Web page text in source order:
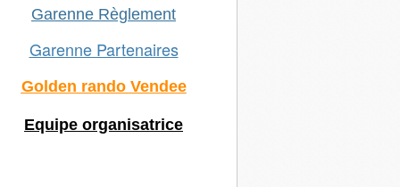
Garenne Règlement
Garenne Partenaires
Golden rando Vendee
Equipe organisatrice